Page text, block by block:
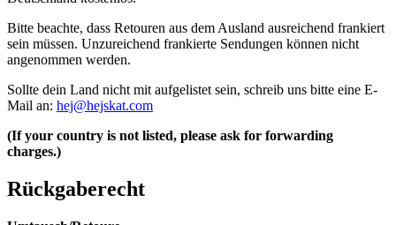
Bitte beachte, dass Retouren aus dem Ausland ausreichend frankiert
sein müssen. Unzureichend frankierte Sendungen können nicht
angenommen werden.
Sollte dein Land nicht mit aufgelistet sein, schreib uns bitte eine E-
Mail an: hej@hejskat.com
(If your country is not listed, please ask for forwarding
charges.)
Rückgaberecht